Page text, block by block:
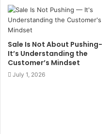
Sale Is Not About Pushing-
It’s Understanding the
Customer’s Mindset
July 1, 2026